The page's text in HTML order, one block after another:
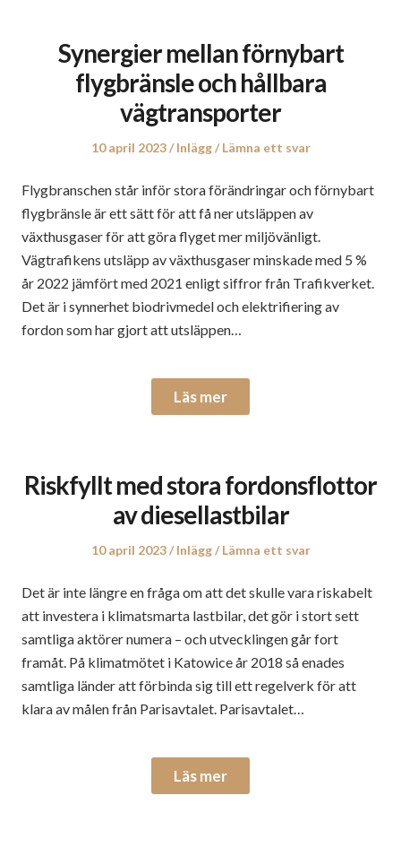
Synergier mellan förnybart
flygbränsle och hållbara
vägtransporter
Publicerat
10 april 2023
Publicerat
Inlägg Lämna ett svar
Flygbranschen står inför stora förändringar och förnybart
flygbränsle är ett sätt för att få ner utsläppen av
växthusgaser för att göra flyget mer miljövänligt.
Vägtrafikens utsläpp av växthusgaser minskade med 5 %
år 2022 jämfört med 2021 enligt siffror från Trafikverket.
Det är i synnerhet biodrivmedel och elektrifiering av
fordon som har gjort att utsläppen…
Läs mer
Riskfyllt med stora fordonsflottor
av diesellastbilar
Publicerat
10 april 2023
Publicerat
Inlägg Lämna ett svar
Det är inte längre en fråga om att det skulle vara riskabelt
att investera i klimatsmarta lastbilar, det gör i stort sett
samtliga aktörer numera – och utvecklingen går fort
framåt. På klimatmötet i Katowice år 2018 så enades
samtliga länder att förbinda sig till ett regelverk för att
klara av målen från Parisavtalet. Parisavtalet…
Läs mer